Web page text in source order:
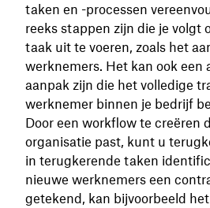
taken en -processen
reeks stappen zijn die je volgt
taak uit te voeren, zoals het
werknemers. Het kan ook een
aanpak zijn die het volledige
werknemer binnen je bedrijf
Door een workflow te creëren
organisatie past, kunt u
in terugkerende taken
nieuwe werknemers een
getekend, kan bijvoorbeeld